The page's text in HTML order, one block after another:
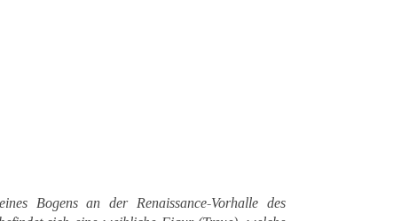
Bogens an der Renaissance-Vorhalle des